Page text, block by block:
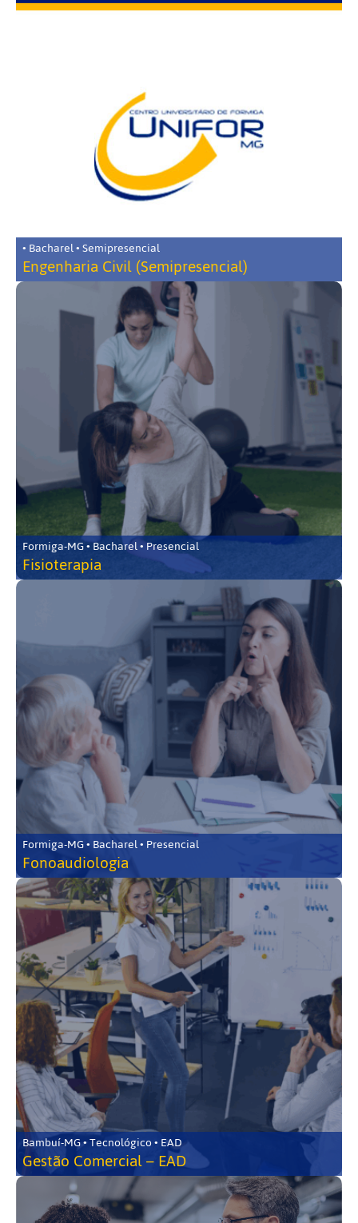
• Bacharel • Semipresencial
Engenharia Civil (Semipresencial)
Formiga-MG • Bacharel • Presencial
Fisioterapia
Formiga-MG • Bacharel • Presencial
Fonoaudiologia
Bambuí-MG • Tecnológico • EAD
Gestão Comercial – EAD